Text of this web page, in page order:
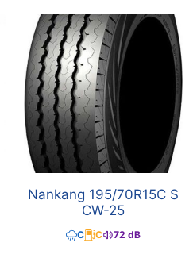
Nankang 195/70R15C S
CW-25
C C 72 dB